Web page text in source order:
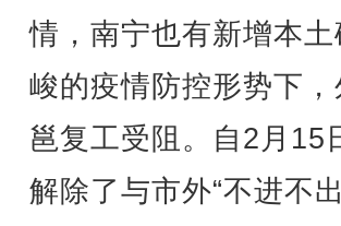
情，南宁也有新增本
峻的疫情防控形势下
邕复工受阻。自2月15
解除了与市外“不进不